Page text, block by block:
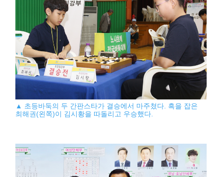
▲ 초등바둑의 두 간판스타가 결승에서 마주쳤다. 흑을 잡은
최해권(왼쪽)이 김시황을 따돌리고 우승했다.